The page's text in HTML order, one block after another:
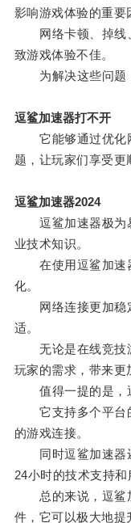
影响游戏体验的重要
网络卡顿、掉线
致游戏体验不佳。
为解决这些问题，
逗鲨加速器打不开
它能够通过优化
题，让玩家们享受更
逗鲨加速器2024
逗鲨加速器极为
业技术知识。
在使用逗鲨加速
化。
网络连接更加稳
适。
无论是在线竞技游
玩家的需求，带来更
值得一提的是，逗
它支持多个平台
的游戏连接。
同时逗鲨加速器
24小时的技术支持和
总的来说，逗鲨
件，它可以极大地